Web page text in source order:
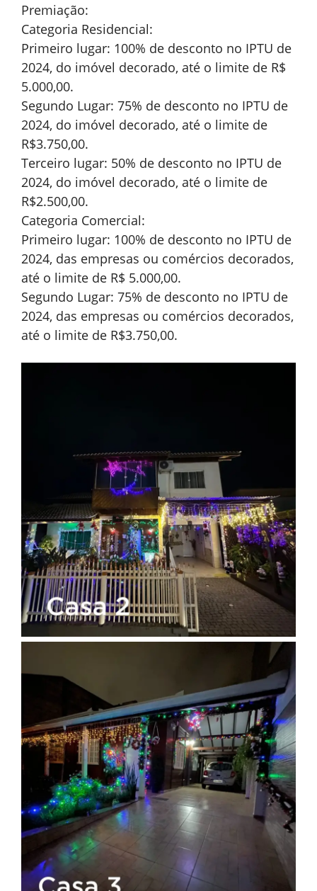
Premiação:
Categoria Residencial:
Primeiro lugar: 100% de desconto no IPTU de
2024, do imóvel decorado, até o limite de R$
5.000,00.
Segundo Lugar: 75% de desconto no IPTU de
2024, do imóvel decorado, até o limite de
R$3.750,00.
Terceiro lugar: 50% de desconto no IPTU de
2024, do imóvel decorado, até o limite de
R$2.500,00.
Categoria Comercial:
Primeiro lugar: 100% de desconto no IPTU de
2024, das empresas ou comércios decorados,
até o limite de R$ 5.000,00.
Segundo Lugar: 75% de desconto no IPTU de
2024, das empresas ou comércios decorados,
até o limite de R$3.750,00.